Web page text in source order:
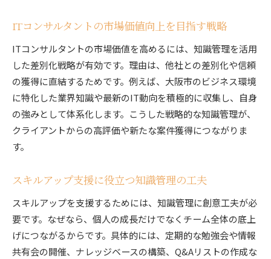
ITコンサルタントの市場価値向上を目指す戦略
ITコンサルタントの市場価値を高めるには、知識管理を活用
した差別化戦略が有効です。理由は、他社との差別化や信頼
の獲得に直結するためです。例えば、大阪市のビジネス環境
に特化した業界知識や最新のIT動向を積極的に収集し、自身
の強みとして体系化します。こうした戦略的な知識管理が、
クライアントからの高評価や新たな案件獲得につながりま
す。
スキルアップ支援に役立つ知識管理の工夫
スキルアップを支援するためには、知識管理に創意工夫が必
要です。なぜなら、個人の成長だけでなくチーム全体の底上
げにつながるからです。具体的には、定期的な勉強会や情報
共有会の開催、ナレッジベースの構築、Q&Aリストの作成な